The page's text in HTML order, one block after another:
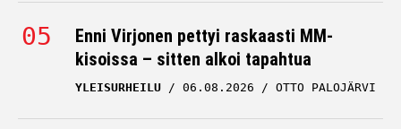
Enni Virjonen pettyi raskaasti MM-
kisoissa – sitten alkoi tapahtua
YLEISURHEILU 06.08.2026 OTTO PALOJÄRVI